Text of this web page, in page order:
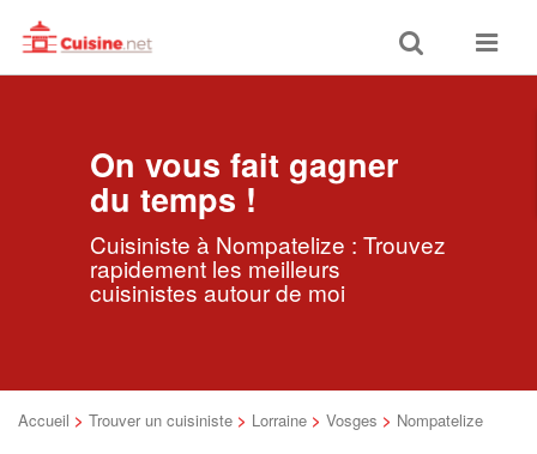
Toggle
search
Toggle
On vous fait gagner
du temps !
Cuisiniste à Nompatelize : Trouvez
rapidement les meilleurs
cuisinistes autour de moi
Accueil > Trouver un cuisiniste > Lorraine > Vosges > Nompatelize